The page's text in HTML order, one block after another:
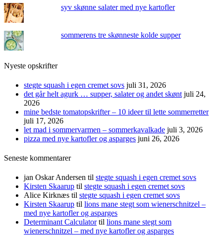
syv skønne salater med nye kartofler
sommerens tre skønneste kolde supper
Nyeste opskrifter
stegte squash i egen cremet sovs juli 31, 2026
det går helt agurk … supper, salater og andet skønt juli 24,
2026
mine bedste tomatopskrifter – 10 ideer til lette sommerretter
juli 17, 2026
let mad i sommervarmen – sommerkavalkade juli 3, 2026
pizza med nye kartofler og asparges juni 26, 2026
Seneste kommentarer
jan Oskar Andersen til stegte squash i egen cremet sovs
Kirsten Skaarup til stegte squash i egen cremet sovs
Alice Kirknæs til stegte squash i egen cremet sovs
Kirsten Skaarup til lions mane stegt som wienerschnitzel –
med nye kartofler og asparges
Determinant Calculatortil lions mane stegt som
wienerschnitzel – med nye kartofler og asparges